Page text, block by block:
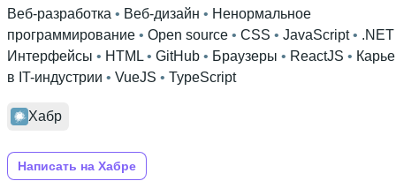
Веб-разработка • Веб-дизайн • Ненормальное
программирование • Open source • CSS • JavaScript • .NET
Интерфейсы • HTML • GitHub • Браузеры • ReactJS •
в IT-индустрии • VueJS • TypeScript
Хабр
Написать на Хабре